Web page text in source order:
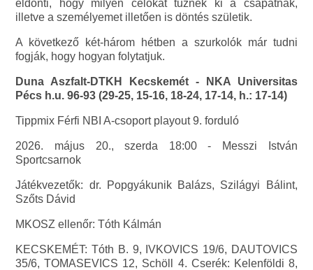
eldönti, hogy milyen célokat tűznek ki a csapatnak,
illetve a személyemet illetően is döntés születik.
A következő két-három hétben a szurkolók már tudni
fogják, hogy hogyan folytatjuk.
Duna Aszfalt-DTKH Kecskemét - NKA Universitas
Pécs h.u. 96-93 (29-25, 15-16, 18-24, 17-14, h.: 17-14)
Tippmix Férfi NBI A-csoport playout 9. forduló
2026. május 20., szerda 18:00 - Messzi István
Sportcsarnok
Játékvezetők: dr. Popgyákunik Balázs, Szilágyi Bálint,
Szőts Dávid
MKOSZ ellenőr: Tóth Kálmán
KECSKEMÉT: Tóth B. 9, IVKOVICS 19/6, DAUTOVICS
35/6, TOMASEVICS 12, Schöll 4. Cserék: Kelenföldi 8,